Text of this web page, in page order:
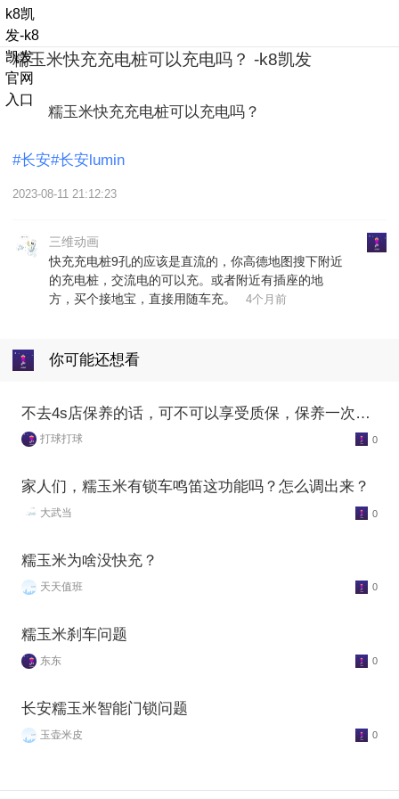
k8凯
发-k8
凯发
官网
入口
糯玉米快充充电桩可以充电吗？ -k8凯发
        糯玉米快充充电桩可以充电吗？
#长安#长安lumin
2023-08-11 21:12:23
三维动画
快充充电桩9孔的应该是直流的，你高德地图搜下附近
的充电桩，交流电的可以充。或者附近有插座的地
方，买个接地宝，直接用随车充。
4个月前
你可能还想看
不去4s店保养的话，可不可以享受质保，保养一次最
低多少钱
打球打球 0
家人们，糯玉米有锁车鸣笛这功能吗？怎么调出来？
大武当 0
糯玉米为啥没快充？
天天值班 0
糯玉米刹车问题
东东 0
长安糯玉米智能门锁问题
玉壶米皮 0